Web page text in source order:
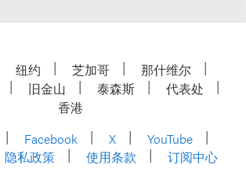
纽约 芝加哥
那什维尔
旧金山 泰森斯
代表处
香港
Facebook X
YouTube
隐私政策 使用条款 订阅中心